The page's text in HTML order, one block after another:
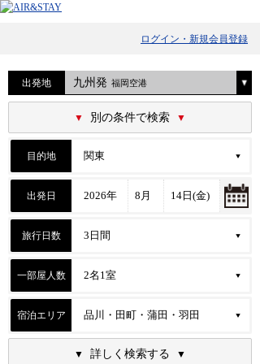
ログイン・新規会員登録
出発地 九州発 福岡空港
別の条件で検索
目的地
出発日
旅行日数
一部屋人数
宿泊エリア
詳しく検索する